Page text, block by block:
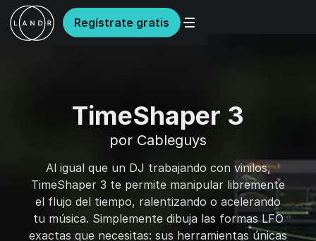
Regístrate gratis
TimeShaper 3
por Cableguys
Al igual que un DJ trabajando con vinilos,
TimeShaper 3 te permite manipular libremente
el flujo del tiempo, ralentizando o acelerando
tu música. Simplemente dibuja las formas LFO
exactas que necesitas: sus herramientas únicas